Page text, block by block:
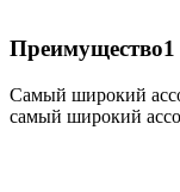
Преимущество1
Самый широкий
самый широкий